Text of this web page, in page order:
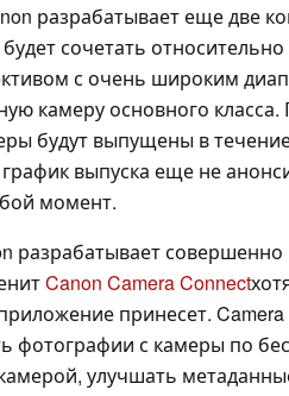
разрабатывает еще две
сочетать
с очень широким
камеру основного
будут выпущены в
выпуска еще не
момент.
разрабатывает
Canon Camera Connect
принесет.
фотографии с камеры по
улучшать